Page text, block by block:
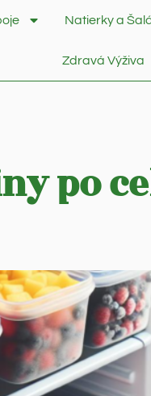
Natierky a
Zdravá Výživa
po